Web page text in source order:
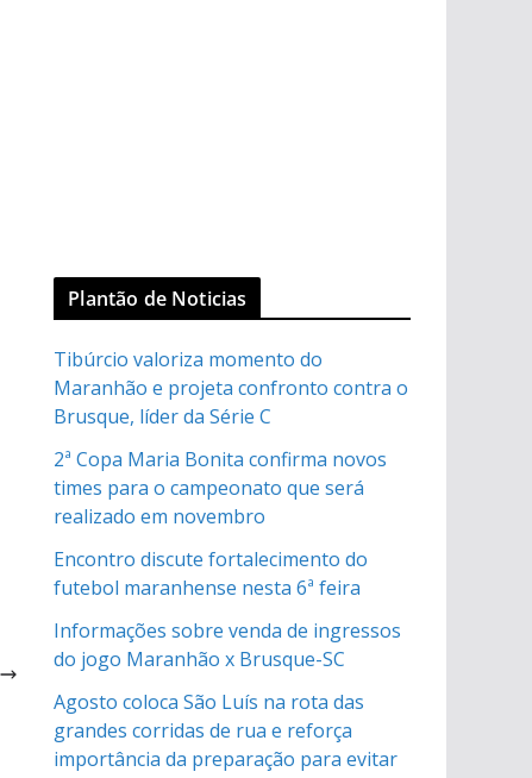
Plantão de Noticias
Tibúrcio valoriza momento do
Maranhão e projeta confronto contra o
Brusque, líder da Série C
2ª Copa Maria Bonita confirma novos
times para o campeonato que será
realizado em novembro
Encontro discute fortalecimento do
futebol maranhense nesta 6ª feira
Informações sobre venda de ingressos
do jogo Maranhão x Brusque-SC
Agosto coloca São Luís na rota das
grandes corridas de rua e reforça
importância da preparação para evitar